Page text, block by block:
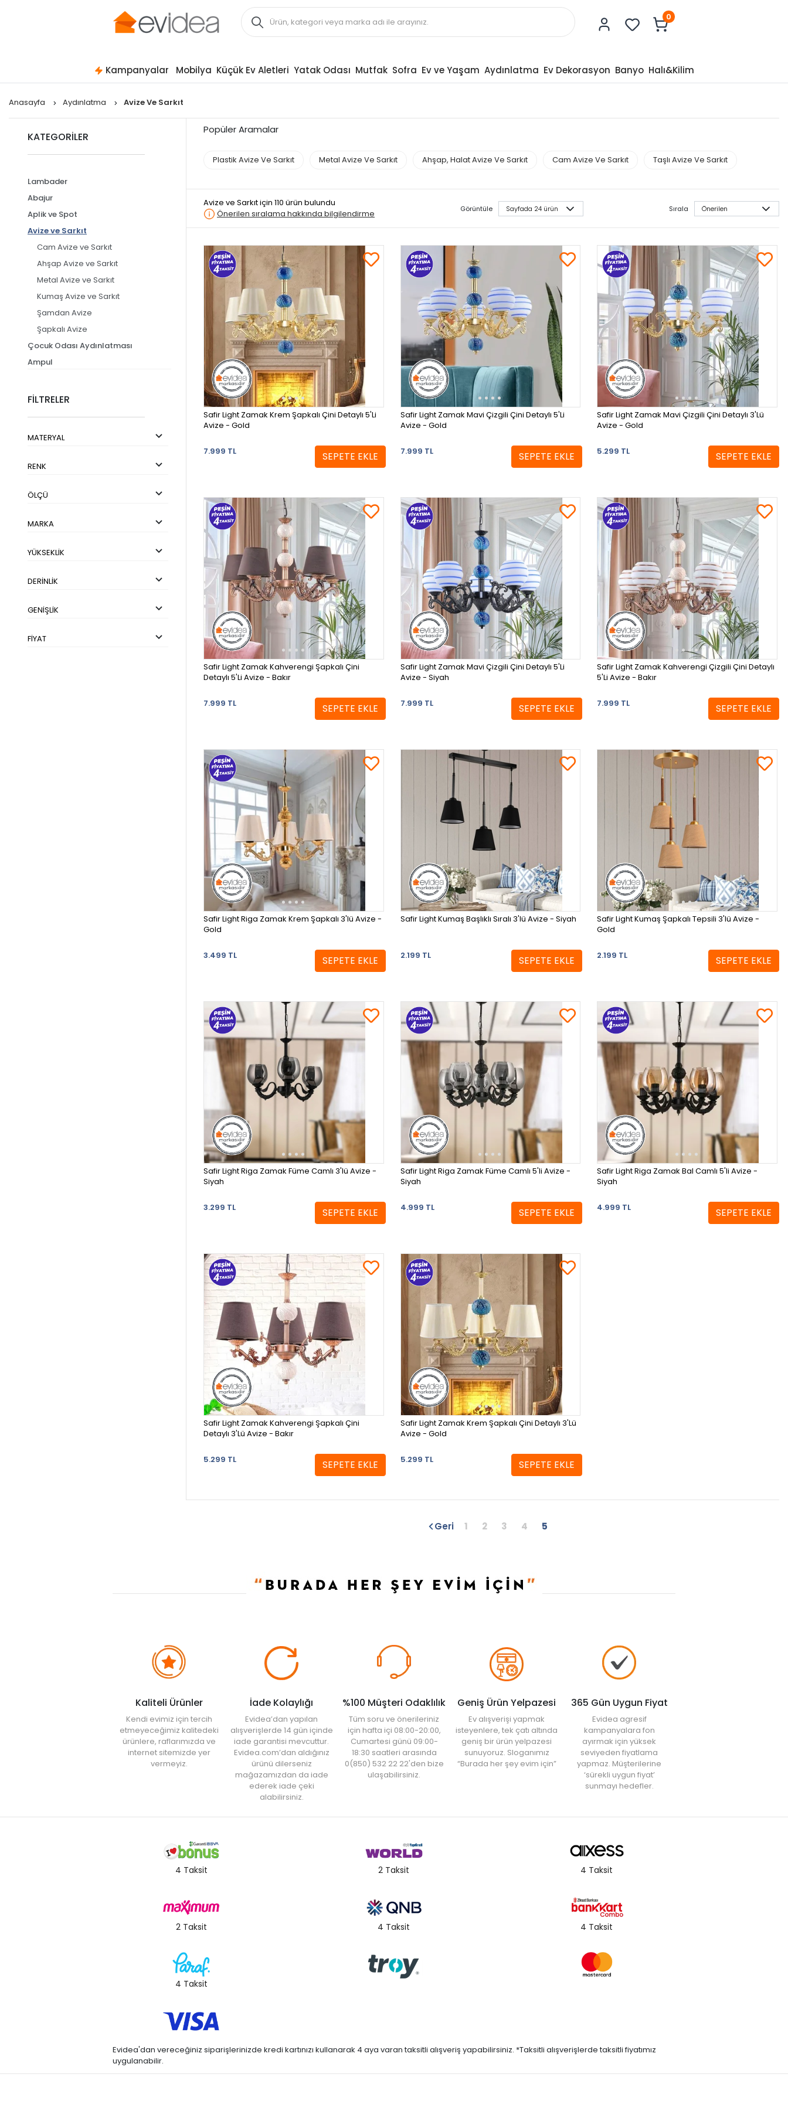
0
Kampanyalar Mobilya Küçük Ev Aletleri Yatak Odası Mutfak Sofra Ev ve Yaşam Aydınlatma Ev Dekorasyon Banyo Halı&Kilim
Anasayfa Aydınlatma Avize Ve Sarkıt
KATEGORİLER
Lambader
Abajur
Aplik ve Spot
Avize ve Sarkıt
Cam Avize ve Sarkıt
Ahşap Avize ve Sarkıt
Metal Avize ve Sarkıt
Kumaş Avize ve Sarkıt
Şamdan Avize
Şapkalı Avize
Çocuk Odası Aydınlatması
Ampul
Pratik Aydınlatma
FİLTRELER
MATERYAL
RENK
ÖLÇÜ
MARKA
YÜKSEKLIK
DERINLIK
GENIŞLIK
FIYAT
Popüler Aramalar
Plastik Avize Ve Sarkıt Metal Avize Ve Sarkıt Ahşap, Halat Avize Ve Sarkıt Cam Avize Ve Sarkıt Taşlı Avize Ve Sarkıt
Avize ve Sarkıtiçin 110 ürün bulundu
Önerilen sıralama hakkında bilgilendirme
Görüntüle Sırala
Safir Light Zamak Krem Şapkalı Çini Detaylı 5'Li
Avize - Gold
7.999 TL SEPETE EKLE
Safir Light Zamak Mavi Çizgili Çini Detaylı 5'Li
Avize - Gold
7.999 TL SEPETE EKLE
Safir Light Zamak Mavi Çizgili Çini Detaylı 3'Lü
Avize - Gold
5.299 TL SEPETE EKLE
Safir Light Zamak Kahverengi Şapkalı Çini
Detaylı 5'Li Avize - Bakır
7.999 TL SEPETE EKLE
Safir Light Zamak Mavi Çizgili Çini Detaylı 5'Li
Avize - Siyah
7.999 TL SEPETE EKLE
Safir Light Zamak Kahverengi Çizgili Çini Detaylı
5'Li Avize - Bakır
7.999 TL SEPETE EKLE
Safir Light Riga Zamak Krem Şapkalı 3'lü Avize -
Gold
3.499 TL SEPETE EKLE
Safir Light Kumaş Başlıklı Sıralı 3'lü Avize - Siyah
2.199 TL SEPETE EKLE
Safir Light Kumaş Şapkalı Tepsili 3'lü Avize -
Gold
2.199 TL SEPETE EKLE
Safir Light Riga Zamak Füme Camlı 3'lü Avize -
Siyah
3.299 TL SEPETE EKLE
Safir Light Riga Zamak Füme Camlı 5'li Avize -
Siyah
4.999 TL SEPETE EKLE
Safir Light Riga Zamak Bal Camlı 5'li Avize -
Siyah
4.999 TL SEPETE EKLE
Safir Light Zamak Kahverengi Şapkalı Çini
Detaylı 3'Lü Avize - Bakır
5.299 TL SEPETE EKLE
Safir Light Zamak Krem Şapkalı Çini Detaylı 3'Lü
Avize - Gold
5.299 TL SEPETE EKLE
Geri 1 2 3 4 5
Kaliteli Ürünler
Kendi evimiz için tercih
etmeyeceğimiz kalitedeki
ürünlere, raflarımızda ve
internet sitemizde yer
vermeyiz.
İade Kolaylığı
Evidea’dan yapılan
alışverişlerde 14 gün içinde
iade garantisi mevcuttur.
Evidea.com’dan aldığınız
ürünü dilerseniz
mağazamızdan da iade
ederek iade çeki
alabilirsiniz.
%100 Müşteri Odaklılık
Tüm soru ve önerileriniz
için hafta içi 08:00-20:00,
Cumartesi günü 09:00-
18:30 saatleri arasında
0(850) 532 22 22'den bize
ulaşabilirsiniz.
Geniş Ürün Yelpazesi
Ev alışverişi yapmak
isteyenlere, tek çatı altında
geniş bir ürün yelpazesi
sunuyoruz. Sloganımız
“Burada her şey evim için”
365 Gün Uygun Fiyat
Evidea agresif
kampanyalara fon
ayırmak için yüksek
seviyeden fiyatlama
yapmaz. Müşterilerine
‘sürekli uygun fiyat’
sunmayı hedefler.
4 Taksit 2 Taksit 4 Taksit
2 Taksit 4 Taksit 4 Taksit
4 Taksit
Evidea'dan vereceğiniz siparişlerinizde kredi kartınızı kullanarak 4 aya varan taksitli alışveriş yapabilirsiniz. *Taksitli alışverişlerde taksitli fiyatımız
uygulanabilir.